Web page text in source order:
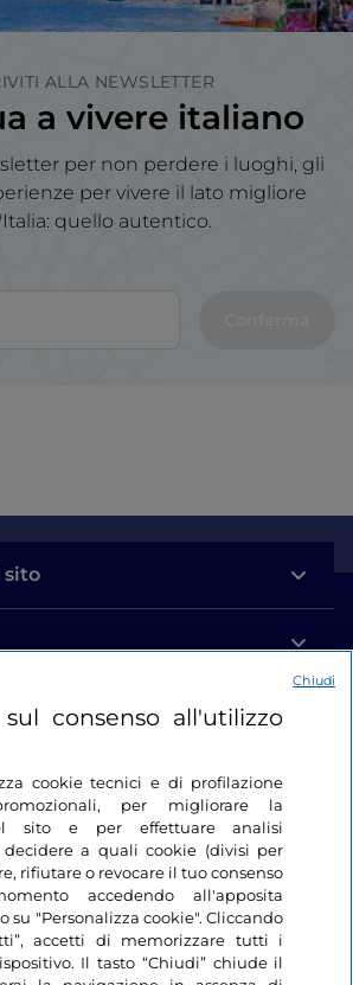
ALLA NEWSLETTER
a vivere italiano
per non perdere i luoghi, gli
per vivere il lato migliore
quello autentico.
sito
consenso all'utilizzo
cookie tecnici e di profilazione
per migliorare la
sito e per effettuare analisi
a quali cookie (divisi per
rifiutare o revocare il tuo consenso
accedendo all'apposita
su "Personalizza cookie". Cliccando
accetti di memorizzare tutti i
Il tasto “Chiudi” chiude il
Chiudi